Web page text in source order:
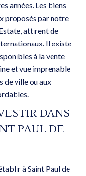
années. Les biens
proposés par notre
attirent de
Il existe
à la vente
et vue imprenable
de ville ou aux
DANS
PAUL DE
à Saint Paul de